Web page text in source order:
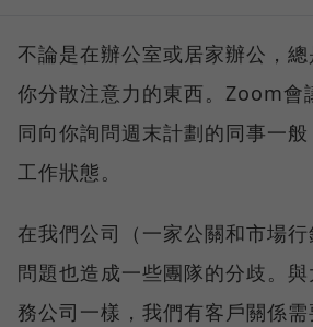
不論是在辦公室或居家辦公，
你分散注意力的東西。Zoom會
同向你詢問週末計劃的同事一
工作狀態。
在我們公司（一家公關和市場
問題也造成一些團隊的分歧。
務公司一樣，我們有客戶關係